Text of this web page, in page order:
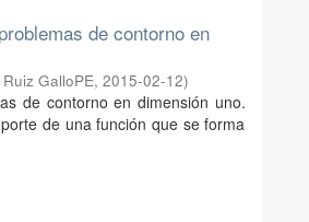
de contorno en
GalloPE,2015-02-12)
de contorno en dimensión uno.
de una función que se forma